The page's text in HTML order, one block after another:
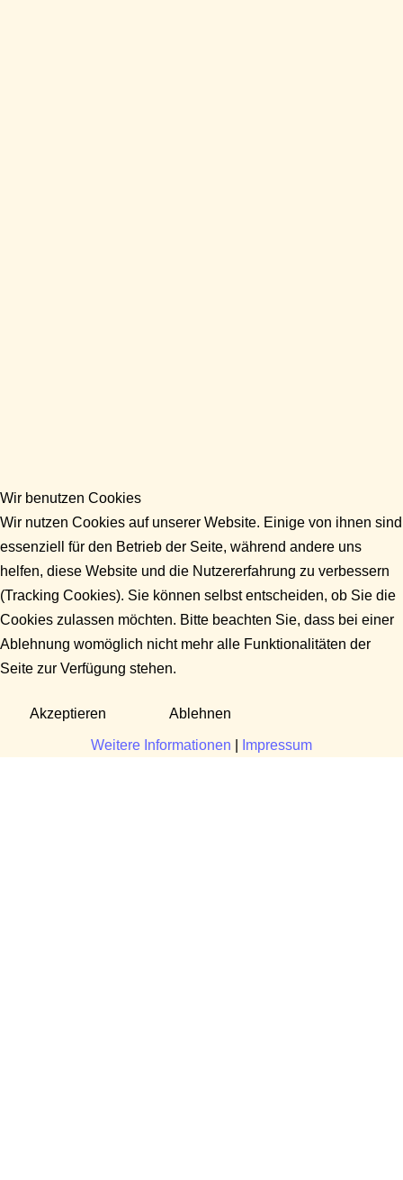
Wir benutzen Cookies
Wir nutzen Cookies auf unserer Website. Einige von ihnen sind
essenziell für den Betrieb der Seite, während andere uns
helfen, diese Website und die Nutzererfahrung zu verbessern
(Tracking Cookies). Sie können selbst entscheiden, ob Sie die
Cookies zulassen möchten. Bitte beachten Sie, dass bei einer
Ablehnung womöglich nicht mehr alle Funktionalitäten der
Seite zur Verfügung stehen.
Akzeptieren Ablehnen
Weitere Informationen Impressum